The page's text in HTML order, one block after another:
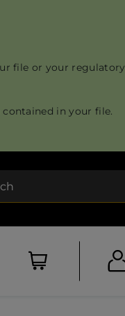
file or your regulatory
in your file.